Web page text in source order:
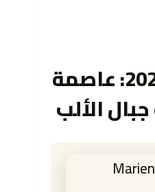
للسعوديين 2026: عاصمة
جبال الألب